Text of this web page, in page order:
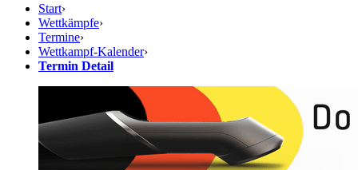
Start›
Wettkämpfe›
Termine›
Wettkampf-Kalender›
Termin Detail